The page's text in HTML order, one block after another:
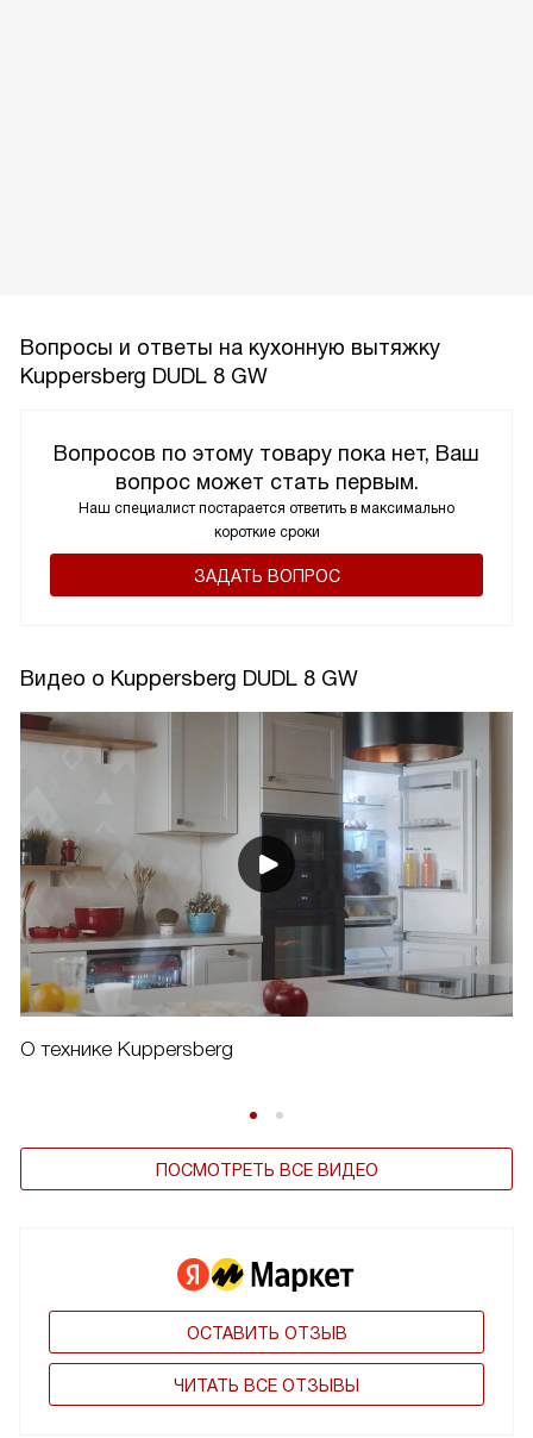
Вопросы и ответы на кухонную вытяжку
Kuppersberg DUDL 8 GW
Вопросов по этому товару пока нет, Ваш
вопрос может стать первым.
Наш специалист постарается ответить в максимально
короткие сроки
ЗАДАТЬ ВОПРОС
Видео о Kuppersberg DUDL 8 GW
О технике Kuppersberg
ПОСМОТРЕТЬ ВСЕ ВИДЕО
ОСТАВИТЬ ОТЗЫВ
ЧИТАТЬ ВСЕ ОТЗЫВЫ